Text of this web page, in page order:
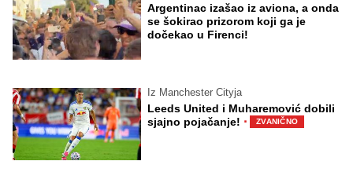
Argentinac izašao iz aviona, a onda
se šokirao prizorom koji ga je
dočekao u Firenci!
Iz Manchester Cityja
Leeds United i Muharemović dobili
sjajno pojačanje! · ZVANIČNO